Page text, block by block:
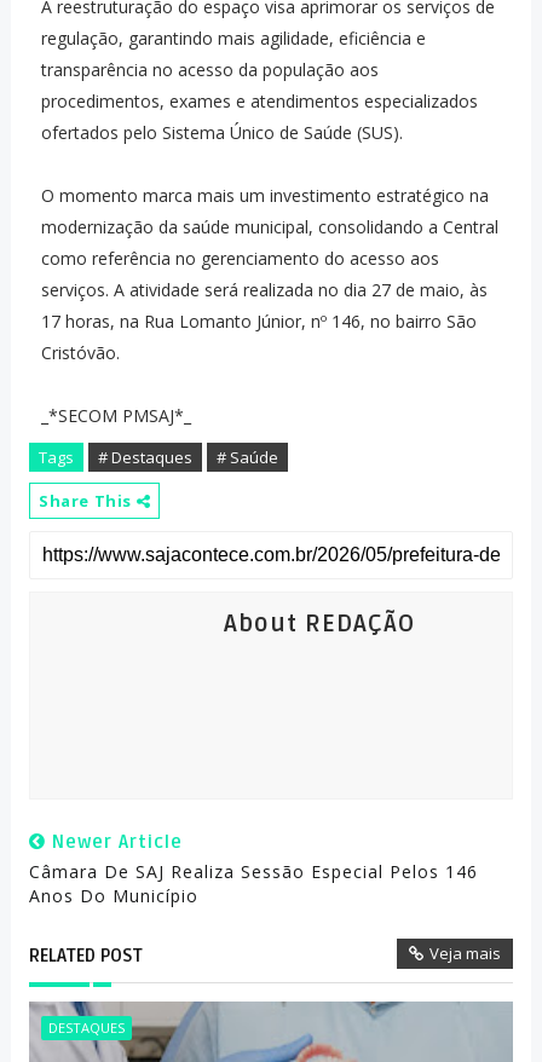
A reestruturação do espaço visa aprimorar os serviços de
regulação, garantindo mais agilidade, eficiência e
transparência no acesso da população aos
procedimentos, exames e atendimentos especializados
ofertados pelo Sistema Único de Saúde (SUS).
O momento marca mais um investimento estratégico na
modernização da saúde municipal, consolidando a Central
como referência no gerenciamento do acesso aos
serviços. A atividade será realizada no dia 27 de maio, às
17 horas, na Rua Lomanto Júnior, nº 146, no bairro São
Cristóvão.
_*SECOM PMSAJ*_
Tags # Destaques
# Saúde
Share This
About REDAÇÃO
Newer Article
Câmara De SAJ Realiza Sessão Especial Pelos 146
Anos Do Município
RELATED POST Veja mais
DESTAQUES